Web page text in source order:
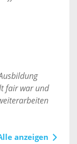
fair war und
anzeigen